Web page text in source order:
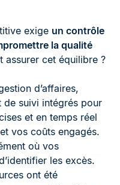
exige un contrôle
la qualité
assurer cet équilibre ?
d’affaires,
de suivi intégrés pour
et en temps réel
vos coûts engagés.
où vos
les excès.
ont été